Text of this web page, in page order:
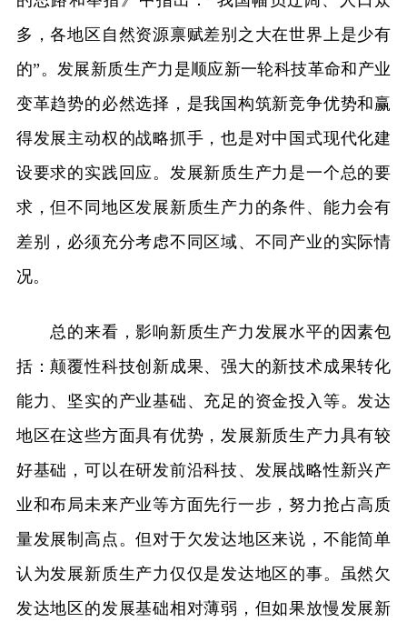
多，各地区自然资源禀赋差别之大在世界上是少有
的”。发展新质生产力是顺应新一轮科技革命和产业
变革趋势的必然选择，是我国构筑新竞争优势和赢
得发展主动权的战略抓手，也是对中国式现代化建
设要求的实践回应。发展新质生产力是一个总的要
求，但不同地区发展新质生产力的条件、能力会有
差别，必须充分考虑不同区域、不同产业的实际情
况。
总的来看，影响新质生产力发展水平的因素包
括：颠覆性科技创新成果、强大的新技术成果转化
能力、坚实的产业基础、充足的资金投入等。发达
地区在这些方面具有优势，发展新质生产力具有较
好基础，可以在研发前沿科技、发展战略性新兴产
业和布局未来产业等方面先行一步，努力抢占高质
量发展制高点。但对于欠发达地区来说，不能简单
认为发展新质生产力仅仅是发达地区的事。虽然欠
发达地区的发展基础相对薄弱，但如果放慢发展新